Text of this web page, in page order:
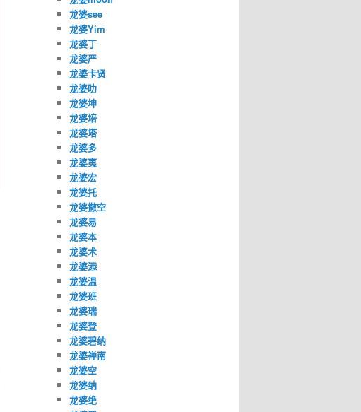
龙婆see
龙婆Yim
龙婆丁
龙婆严
龙婆卡贤
龙婆叻
龙婆坤
龙婆培
龙婆塔
龙婆多
龙婆夷
龙婆宏
龙婆托
龙婆撒空
龙婆易
龙婆本
龙婆术
龙婆添
龙婆温
龙婆班
龙婆瑞
龙婆登
龙婆碧纳
龙婆禅南
龙婆空
龙婆纳
龙婆绝